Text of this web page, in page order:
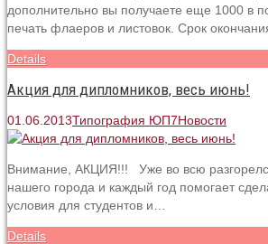
дополнительно вы получаете еще 1000 в
печать флаеров и листовок. Срок
Details
Акция для дипломников, весь июнь!
01.06.2013Типография ЮП7Новости
Внимание, АКЦИЯ!!! Уже во всю
нашего города и каждый год помогает
условия для студентов и…
Details